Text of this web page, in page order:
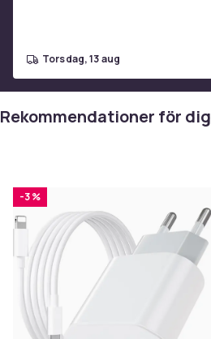
torsdag, 13 aug
Rekommendationer för dig
-3 %